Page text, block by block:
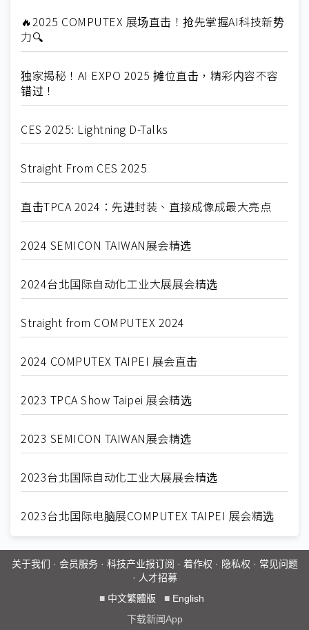
🔥2025 COMPUTEX 展场直击！抢先掌握AI科技新势
力🔍
独家揭秘！AI EXPO 2025 摊位直击，精彩内容不容
错过！
CES 2025: Lightning D-Talks
Straight From CES 2025
直击TPCA 2024：先进封装、直接成像成最大亮点
2024 SEMICON TAIWAN展会精选
2024台北国际自动化工业大展展会精选
Straight from COMPUTEX 2024
2024 COMPUTEX TAIPEI 展会直击
2023 TPCA Show Taipei 展会精选
2023 SEMICON TAIWAN展会精选
2023台北国际自动化工业大展展会精选
2023台北国际电脑展COMPUTEX TAIPEI 展会精选
关于我们 · 会员服务· 科技产业报订阅 · 着作权 · 隐私权 · 常见问题
· 人才招募
■ 中文繁體版 ■ English
下载新闻App